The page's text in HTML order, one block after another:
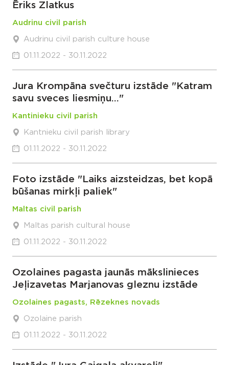
Ēriks Zlatkus
Audrinu civil parish
Audrinu civil parish culture house
01.11.2022 - 30.11.2022
Jura Krompāna svečturu izstāde "Katram
savu sveces liesmiņu..."
Kantinieku civil parish
Kantnieku civil parish library
01.11.2022 - 30.11.2022
Foto izstāde "Laiks aizsteidzas, bet kopā
būšanas mirkļi paliek"
Maltas civil parish
Maltas parish cultural house
01.11.2022 - 30.11.2022
Ozolaines pagasta jaunās mākslinieces
Jeļizavetas Marjanovas gleznu izstāde
Ozolaines pagasts, Rēzeknes novads
Ozolaine parish
01.11.2022 - 30.11.2022